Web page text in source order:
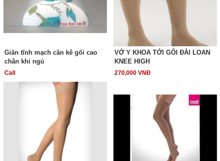
Giãn tĩnh mạch cần kê gối cao
chân khi ngủ
Call
VỚ Y KHOA TỚI GỐI ĐÀI LOAN
KNEE HIGH
270,000 VNĐ